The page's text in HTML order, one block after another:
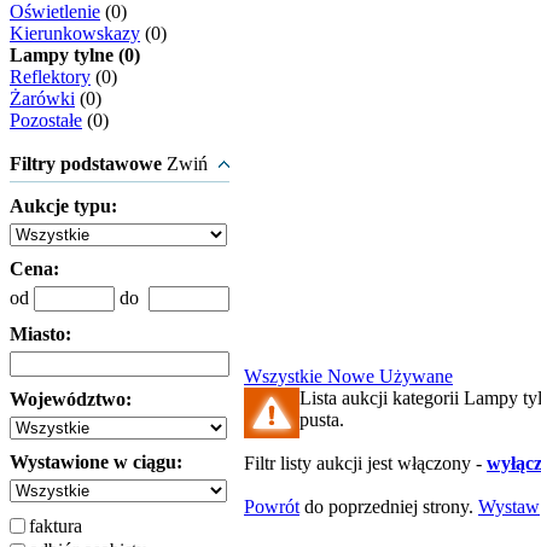
Oświetlenie (0)
Kierunkowskazy (0)
Lampy tylne (0)
Reflektory (0)
Żarówki (0)
Pozostałe (0)
Filtry podstawowe Zwiń
Aukcje typu:
Cena:
od
do
Miasto:
Województwo:
Wystawione w ciągu:
faktura
Wszystkie Nowe Używane
Lista aukcji kategorii Lampy
pusta.
Filtr listy aukcji jest włączony -
Powrót do poprzedniej strony. Wystaw